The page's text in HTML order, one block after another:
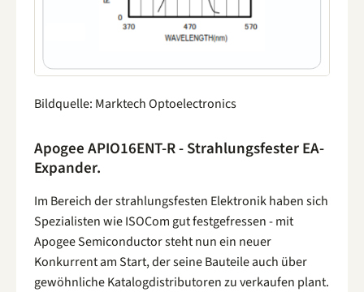
Bildquelle: Marktech Optoelectronics
Apogee APIO16ENT-R - Strahlungsfester EA-
Expander.
Im Bereich der strahlungsfesten Elektronik haben sich
Spezialisten wie ISOCom gut festgefressen - mit
Apogee Semiconductor steht nun ein neuer
Konkurrent am Start, der seine Bauteile auch über
gewöhnliche Katalogdistributoren zu verkaufen plant.